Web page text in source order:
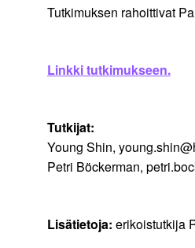
Tutkimuksen rahoittivat
Linkki tutkimukseen.
Tutkijat:
Young Shin,
Petri Böckerman,
Lisätietoja: erikoistutkija